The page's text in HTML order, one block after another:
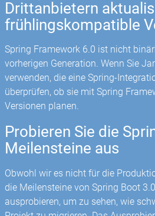
Drittanbietern
frühlingskompatible
Spring Framework 6.0 ist nicht
vorherigen Generation. Wenn Sie
verwenden, die eine Spring-
überprüfen, ob sie mit Spring
Versionen planen.
Probieren Sie die
Meilensteine ​​aus
Obwohl wir es nicht für die
die Meilensteine ​​von Spring Boot
ausprobieren, um zu sehen, wie